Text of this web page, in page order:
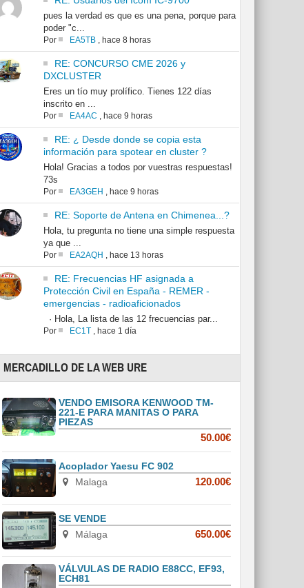
pues la verdad es que es una pena, porque para
poder "c...
Por EA5TB, hace 8 horas
RE: CONCURSO CME 2026 y
DXCLUSTER
Eres un tío muy prolífico. Tienes 122 días
inscrito en ...
Por EA4AC , hace 9 horas
RE: ¿ Desde donde se copia esta
información para spotear en cluster ?
Hola! Gracias a todos por vuestras respuestas!
73s
Por EA3GEH , hace 9 horas
RE: Soporte de Antena en Chimenea...?
Hola, tu pregunta no tiene una simple respuesta
ya que ...
Por EA2AQH , hace 13 horas
RE: Frecuencias HF asignada a
Protección Civil en España - REMER -
emergencias - radioaficionados
· Hola, La lista de las 12 frecuencias par...
Por EC1T, hace 1 día
MERCADILLO DE LA WEB URE
VENDO EMISORA KENWOOD TM-
221-E PARA MANITAS O PARA
PIEZAS
50.00€
Acoplador Yaesu FC 902
Malaga
120.00€
SE VENDE
Málaga
650.00€
VÁLVULAS DE RADIO E88CC, EF93,
ECH81